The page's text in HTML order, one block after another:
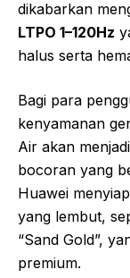
dikabarkan
LTPO 1–120Hz
halus serta
Bagi para
kenyamanan
Air akan
bocoran yang
Huawei
yang lembut,
“Sand Gold”,
premium.